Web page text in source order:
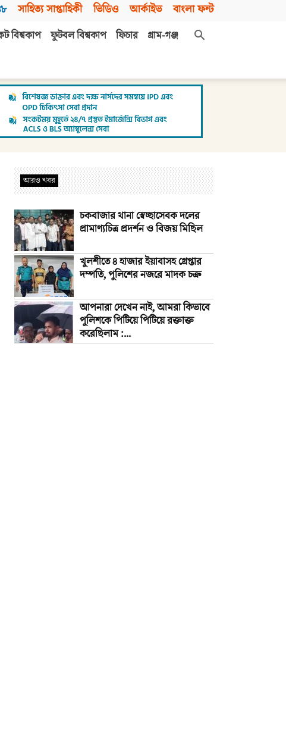
সাহিত্য সাপ্তাহিকী ভিডিও আর্কাইভ বাংলা ফন্ট
বিশ্বকাপ ফুটবল বিশ্বকাপ ফিচার
গ্রাম-গঞ্জ
আরও খবর
চকবাজার থানা স্বেচ্ছাসেবক দলের
প্রামাণ্যচিত্র প্রদর্শন ও বিজয় মিছিল
খুলশীতে ৪ হাজার ইয়াবাসহ গ্রেপ্তার
দম্পতি, পুলিশের নজরে মাদক চক্র
আপনারা দেখেন নাই, আমরা কিভাবে
পুলিশকে পিটিয়ে পিটিয়ে রক্তাক্ত
করেছিলাম :...